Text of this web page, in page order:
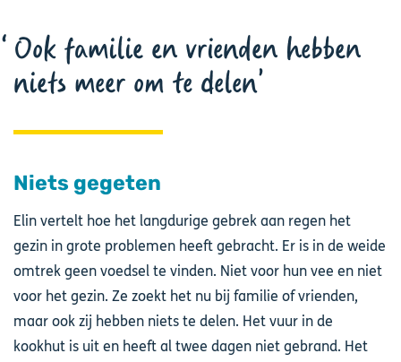
Ook familie en vrienden hebben
niets meer om te delen
Niets gegeten
Elin vertelt hoe het langdurige gebrek aan regen het
gezin in grote problemen heeft gebracht. Er is in de weide
omtrek geen voedsel te vinden. Niet voor hun vee en niet
voor het gezin. Ze zoekt het nu bij familie of vrienden,
maar ook zij hebben niets te delen. Het vuur in de
kookhut is uit en heeft al twee dagen niet gebrand. Het